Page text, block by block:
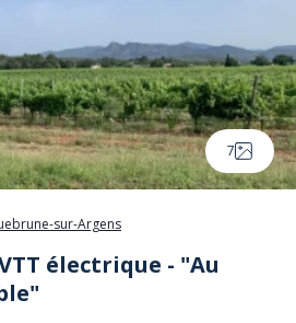
7
sur-Argens
électrique - "Au